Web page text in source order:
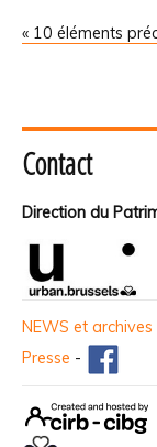
« 10 éléments
Contact
Direction du
NEWS et archives
Presse -